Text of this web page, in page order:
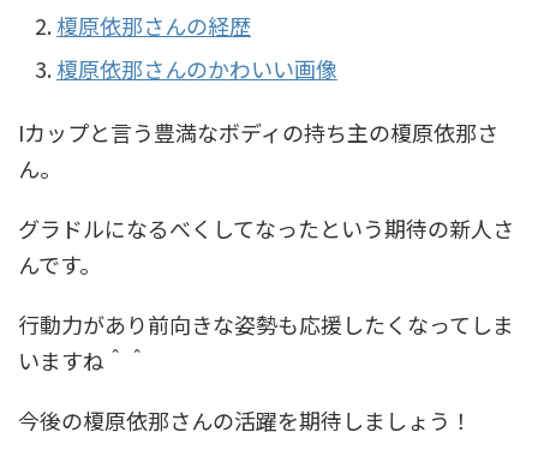
榎原依那さんの経歴
榎原依那さんのかわいい画像
Iカップと言う豊満なボディの持ち主の榎原依那さ
ん。
グラドルになるべくしてなったという期待の新人さ
んです。
行動力があり前向きな姿勢も応援したくなってしま
いますね＾＾
今後の榎原依那さんの活躍を期待しましょう！